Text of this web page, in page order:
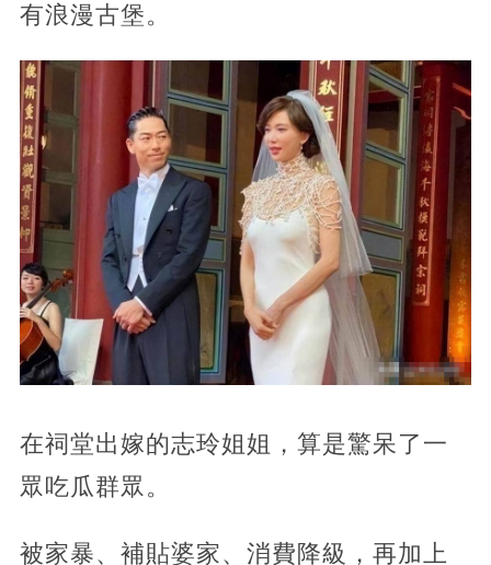
有浪漫古堡。
在祠堂出嫁的志玲姐姐，算是驚呆了一
眾吃瓜群眾。
被家暴、補貼婆家、消費降級，再加上